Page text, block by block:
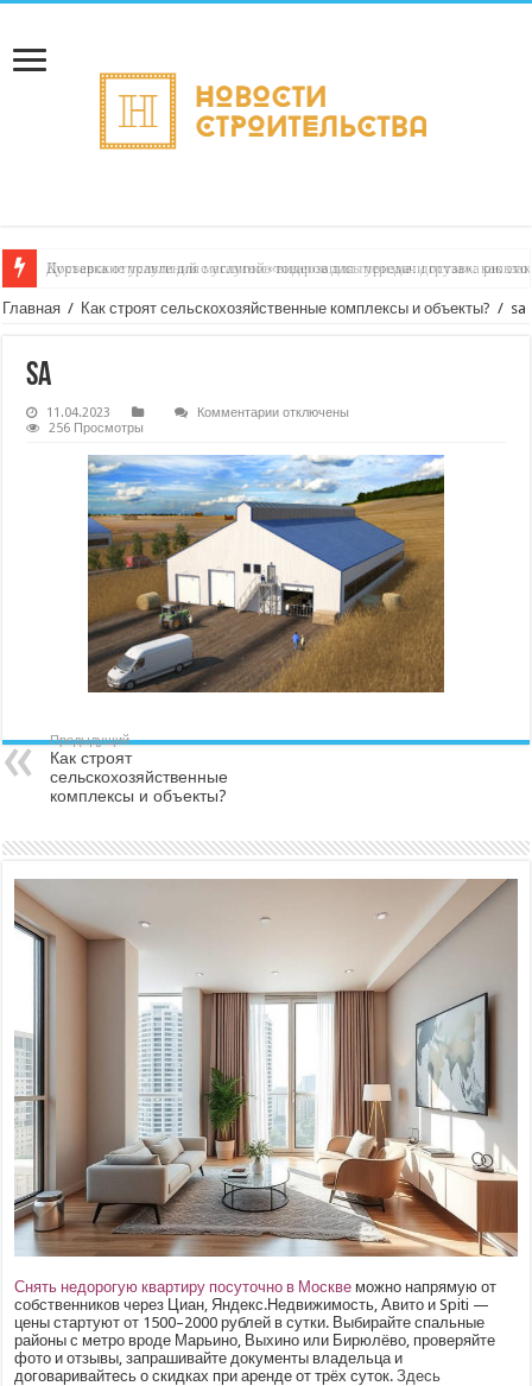
Доставка отправлений с услугой «видеозапись передачи груза»: как
Курьерские услуги для магазинов товаров для туризма: доставка
Главная / Как строят сельскохозяйственные комплексы и объекты? / sa
sa
11.04.2023 Комментариикотключены
256 Просмотры
Предыдущий
Как строят
сельскохозяйственные
комплексы и объекты?
Снять недорогую квартиру посуточно в Москве можно напрямую от
собственников через Циан, Яндекс.Недвижимость, Авито и Spiti —
цены стартуют от 1500–2000 рублей в сутки. Выбирайте спальные
районы с метро вроде Марьино, Выхино или Бирюлёво, проверяйте
фото и отзывы, запрашивайте документы владельца и
договаривайтесь о скидках при аренде от трёх суток.Здесь